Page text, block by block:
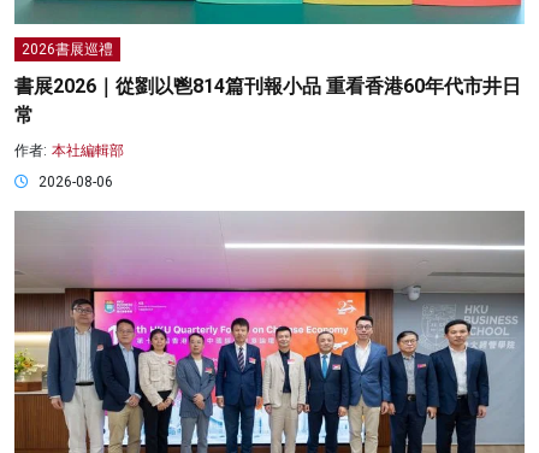
2026書展巡禮
書展2026｜從劉以鬯814篇刊報小品 重看香港60年代市井日
常
作者: 本社編輯部
2026-08-06